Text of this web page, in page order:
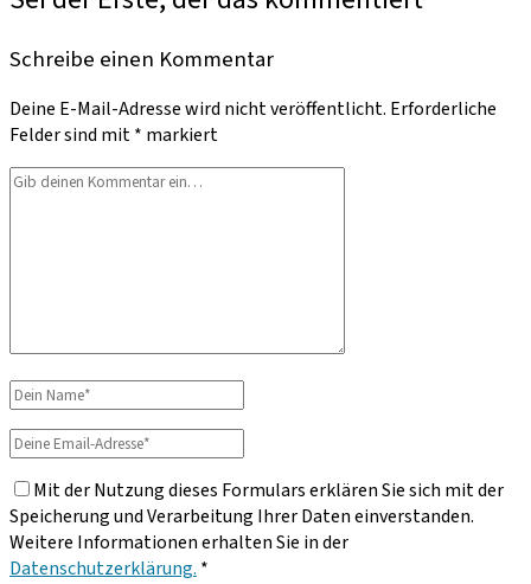
Schreibe einen Kommentar
Deine E-Mail-Adresse wird nicht veröffentlicht. Erforderliche
Felder sind mit* markiert
Dein
Dein
Name
Deine
Email-
Adresse
Mit der Nutzung dieses Formulars erklären Sie sich mit der
Speicherung und Verarbeitung Ihrer Daten einverstanden.
Weitere Informationen erhalten Sie in der
Datenschutzerklärung. *